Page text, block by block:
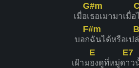
เมื่อเ
G#m
ธอเมามาเมื่อ
บอก
F#m
ฉันได้หรือเป
B
เฝ้าม
E
องดูที่หมู่ด
E7
าว